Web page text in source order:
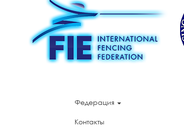
Федерация
Контакты